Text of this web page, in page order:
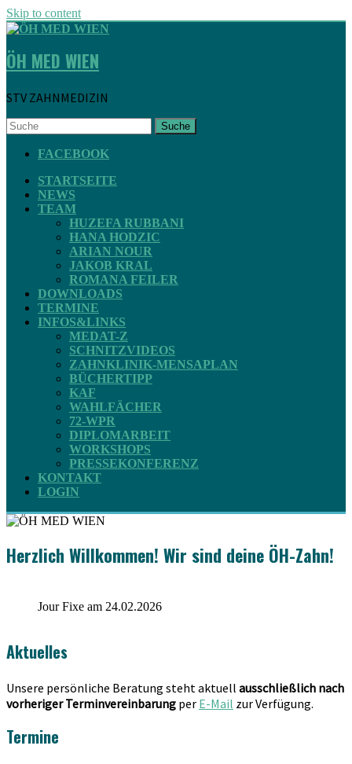
Skip to content
ÖH MED WIEN
STV ZAHNMEDIZIN
Suche
FACEBOOK
STARTSEITE
NEWS
TEAM
HUZEFA RUBBANI
HANA HODZIC
ARIAN NOUR
JAKOB KRAL
ROMANA FEILER
DOWNLOADS
TERMINE
INFOS&LINKS
MEDAT-Z
SCHNITZVIDEOS
ZAHNKLINIK-MENSAPLAN
BÜCHERTIPP
KAF
WAHLFÄCHER
72-WPR
DIPLOMARBEIT
WORKSHOPS
PRESSEKONFERENZ
KONTAKT
LOGIN
Herzlich Willkommen! Wir sind deine ÖH-Zahn!
Jour Fixe am 24.02.2026
Aktuelles
Unsere persönliche Beratung steht aktuell ausschließlich nach
vorheriger Terminvereinbarung per E-Mail zur Verfügung.
Termine